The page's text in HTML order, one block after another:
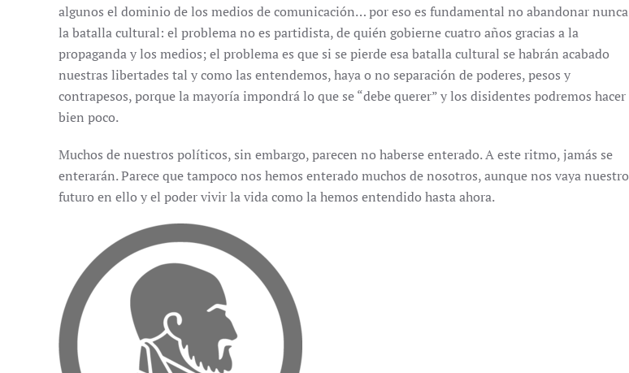
algunos el dominio de los medios de comunicación… por eso es fundamental no abandonar nunca
la batalla cultural: el problema no es partidista, de quién gobierne cuatro años gracias a la
propaganda y los medios; el problema es que si se pierde esa batalla cultural se habrán acabado
nuestras libertades tal y como las entendemos, haya o no separación de poderes, pesos y
contrapesos, porque la mayoría impondrá lo que se “debe querer” y los disidentes podremos hacer
bien poco.
Muchos de nuestros políticos, sin embargo, parecen no haberse enterado. A este ritmo, jamás se
enterarán. Parece que tampoco nos hemos enterado muchos de nosotros, aunque nos vaya nuestro
futuro en ello y el poder vivir la vida como la hemos entendido hasta ahora.